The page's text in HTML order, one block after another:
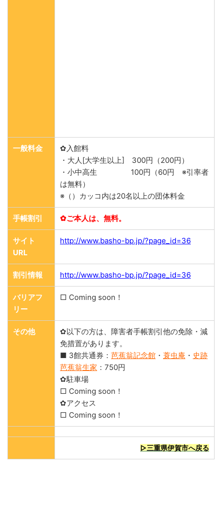
一般料金
✿入館料
・大人[大学生以上] 300円（200円）
・小中高生 100円（60円 ※引率者
は無料）
※（）カッコ内は20名以上の団体料金
手帳割引 ✿ご本人は、無料。
サイト
URL
http://www.basho-bp.jp/?page_id=36
割引情報 http://www.basho-bp.jp/?page_id=36
バリアフ
リー
□ Coming soon！
その他
✿以下の方は、障害者手帳割引他の免除・減
免措置があります。
■ 3館共通券： 芭蕉翁記念館 ・ 蓑虫庵 ・ 史跡
芭蕉翁生家 ：750円
✿駐車場
□ Coming soon！
✿アクセス
□ Coming soon！
▷三重県伊賀市へ戻る